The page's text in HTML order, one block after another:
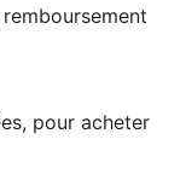
pour acheter